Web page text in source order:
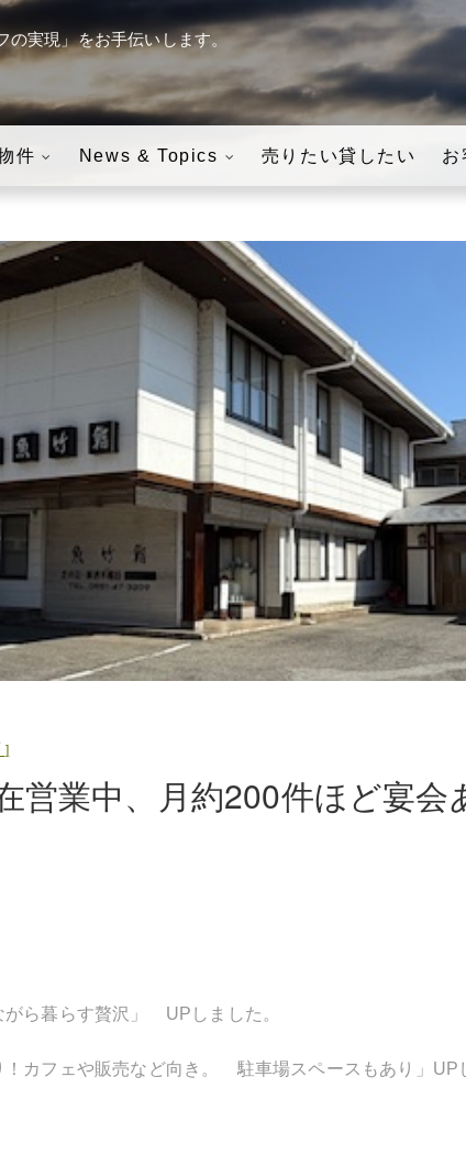
岳の「田舎暮らし」
の実現」をお手伝いします。
件 News & Topics 売りたい貸したい お
業中、月約200件ほど宴会
ら暮らす贅沢」 UPしました。
カフェや販売など向き。 駐車場スペースもあり」UP